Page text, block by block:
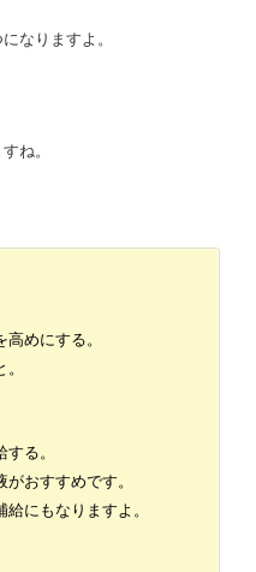
なりますよ。
ね。
めにする。
る。
おすすめです。
にもなりますよ。